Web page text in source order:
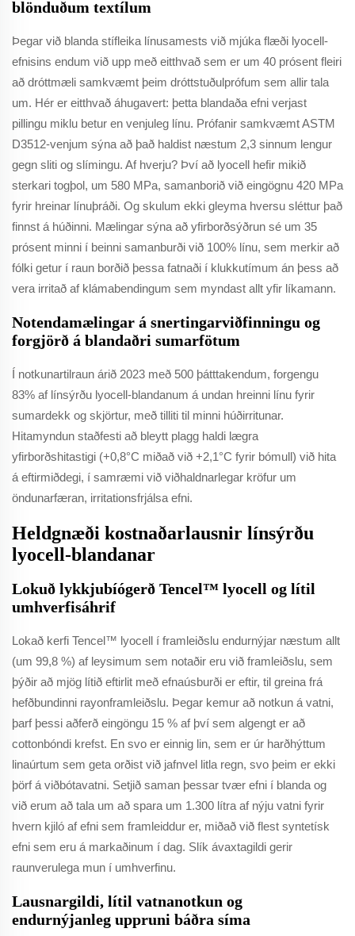
blönduðum textílum
Þegar við blanda stífleika línusamests við mjúka flæði lyocell-
efnisins endum við upp með eitthvað sem er um 40 prósent fleiri
að dróttmæli samkvæmt þeim dróttstuðulprófum sem allir tala
um. Hér er eitthvað áhugavert: þetta blandaða efni verjast
pillingu miklu betur en venjuleg línu. Prófanir samkvæmt ASTM
D3512-venjum sýna að það haldist næstum 2,3 sinnum lengur
gegn sliti og slímingu. Af hverju? Því að lyocell hefir mikið
sterkari togþol, um 580 MPa, samanborið við eingögnu 420 MPa
fyrir hreinar línuþráði. Og skulum ekki gleyma hversu sléttur það
finnst á húðinni. Mælingar sýna að yfirborðsýðrun sé um 35
prósent minni í beinni samanburði við 100% línu, sem merkir að
fólki getur í raun borðið þessa fatnaði í klukkutímum án þess að
vera irritað af klámabendingum sem myndast allt yfir líkamann.
Notendamælingar á snertingarviðfinningu og
forgjörð á blandaðri sumarfötum
Í notkunartilraun árið 2023 með 500 þátttakendum, forgengu
83% af línsýrðu lyocell-blandanum á undan hreinni línu fyrir
sumardekk og skjörtur, með tilliti til minni húðirritunar.
Hitamyndun staðfesti að bleytt plagg haldi lægra
yfirborðshitastigi (+0,8°C miðað við +2,1°C fyrir bómull) við hita
á eftirmiðdegi, í samræmi við viðhaldnarlegar kröfur um
öndunarfæran, irritationsfrjálsa efni.
Heldgnæði kostnaðarlausnir línsýrðu
lyocell-blandanar
Lokuð lykkjubíógerð Tencel™ lyocell og lítil
umhverfisáhrif
Lokað kerfi Tencel™ lyocell í framleiðslu endurnýjar næstum allt
(um 99,8 %) af leysimum sem notaðir eru við framleiðslu, sem
þýðir að mjög lítið eftirlit með efnaúsburði er eftir, til greina frá
hefðbundinni rayonframleiðslu. Þegar kemur að notkun á vatni,
þarf þessi aðferð eingöngu 15 % af því sem algengt er að
cottonbóndi krefst. En svo er einnig lin, sem er úr harðhýttum
linaúrtum sem geta orðist við jafnvel litla regn, svo þeim er ekki
þörf á viðbótavatni. Setjið saman þessar tvær efni í blanda og
við erum að tala um að spara um 1.300 lítra af nýju vatni fyrir
hvern kjiló af efni sem framleiddur er, miðað við flest syntetísk
efni sem eru á markaðinum í dag. Slík ávaxtagildi gerir
raunverulega mun í umhverfinu.
Lausnargildi, lítil vatnanotkun og
endurnýjanleg uppruni báðra síma